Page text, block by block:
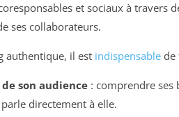
et sociaux à travers
ses collaborateurs.
authentique, il est indispensable de
son audience: comprendre ses
directement à elle.